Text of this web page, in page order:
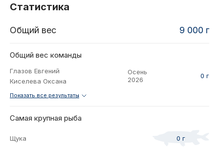
Статистика
Общий вес 9 000 г
Общий вес команды
Глазов Евгений
Киселева Оксана
Осень
2026
0 г
Показать все результаты
Самая крупная рыба
Щука 0 г